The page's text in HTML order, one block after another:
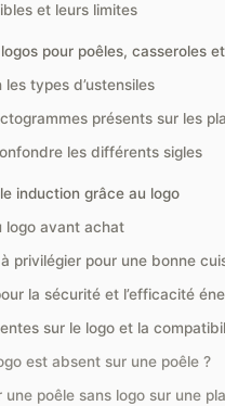
et leurs limites
pour poêles, casseroles
types d’ustensiles
présents sur les
les différents sigles
induction grâce au logo
logo avant achat
privilégier pour une bonne
la sécurité et l’efficacité
sur le logo et la
est absent sur une poêle ?
une poêle sans logo sur une